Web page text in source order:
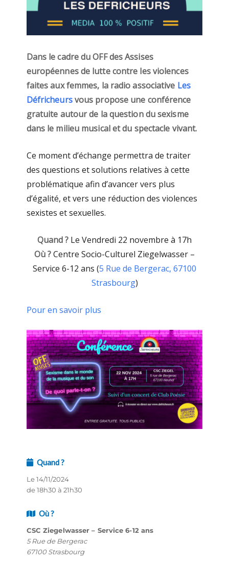
Dans le cadre du OFF des Assises
européennes de lutte contre les violences
faites aux femmes, la radio associative Les
Défricheursvous propose une conférence
gratuite autour de la question du sexisme
dans le milieu musical et du spectacle vivant.
Ce moment d’échange permettra de traiter
des questions et solutions relatives à cette
problématique afin d’avancer vers plus
d’égalité, et vers une réduction des violences
sexistes et sexuelles.
Quand ? Le Vendredi 22 novembre à 17h
Où ?Centre Socio-Culturel Ziegelwasser –
Service 6-12 ans (5 Rue de Bergerac, 67100
Strasbourg)
Pour en savoir plus
Quand ?
Le 14/11/2024
de 18h30 à 21h30
Où ?
CSC Ziegelwasser – Service 6-12 ans
5 Rue de Bergerac
67100 Strasbourg